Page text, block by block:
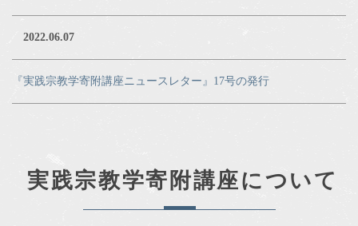
2022.06.07
『実践宗教学寄附講座ニュースレター』17号の発行
実践宗教学寄附講座について